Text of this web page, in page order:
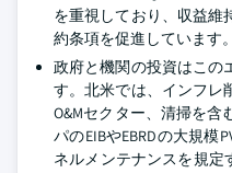
を重視しており、収益維
約条項を促進しています。
政府と機関の投資はこの
す。北米では、インフレ
O&Mセクター、清掃を
パのEIBやEBRDの大規模
ネルメンテナンスを規定